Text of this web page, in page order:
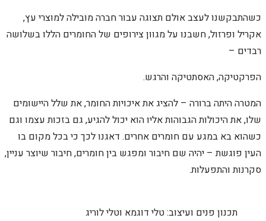
כשהתבקשנו לעצב אולם תצוגה עבור חברה מובילה למוצרי עץ,
אקריל ופרזול, חשבנו על מגוון צירופים של החומרים הללו בשלושה
רבדים –
הפרקטיקה, האסתטיקה והרגש.
המטרה היתה ברורה – להציג את איכויות החומר, את שלל היישומים
שלו, את היכולות הגבוהות אליו הוא יכול להגיע, גם בזכות עצמו וגם
כשהוא בא במגע עם חומרים אחרים. דאגנו לכך כי בכל מקום בו
העין פוגשת – יהיה שם חיבור ומפגש בין חומרים, חיבור שיוצר עניין,
סקרנות והתפעלות.
תכנון פנים ועיצוב: טלי דוגמא וטלי לוריג